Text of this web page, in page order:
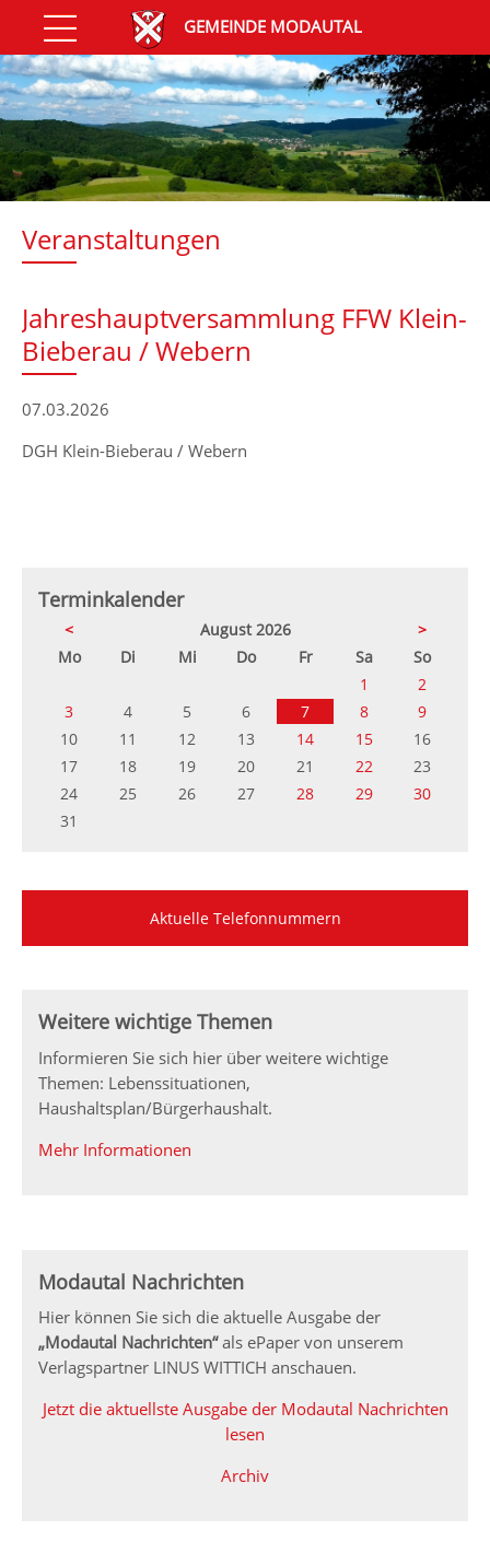
GEMEINDE MODAUTAL
Veranstaltungen
Jahreshauptversammlung FFW Klein-
Bieberau / Webern
07.03.2026
DGH Klein-Bieberau / Webern
Terminkalender
< August 2026
>
Montag Di enstagMittwochDonnerstag
Freitag SamstagSonntag
1
2
3
4 5 6 7 8
9
10
11 12 13 14 15
16
17
18 19 20 21 22
23
24
25 26 27 28 29
30
31
Aktuelle Telefonnummern
Weitere wichtige Themen
Informieren Sie sich hier über weitere wichtige
Themen: Lebenssituationen,
Haushaltsplan/Bürgerhaushalt.
Mehr Informationen
Modautal Nachrichten
Hier können Sie sich die aktuelle Ausgabe der
„Modautal Nachrichten“als ePaper von unserem
Verlagspartner LINUS WITTICH anschauen.
Jetzt die aktuellste Ausgabe der Modautal Nachrichten
lesen
Archiv